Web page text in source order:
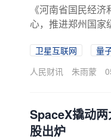
《河南省国民经
心，推进郑州国家
卫星互联网 量
人民财讯
朱雨蒙
SpaceX撬动两
股出炉